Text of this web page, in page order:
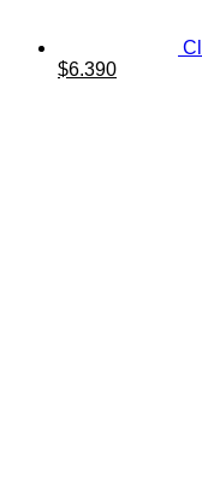
El
$6.390El